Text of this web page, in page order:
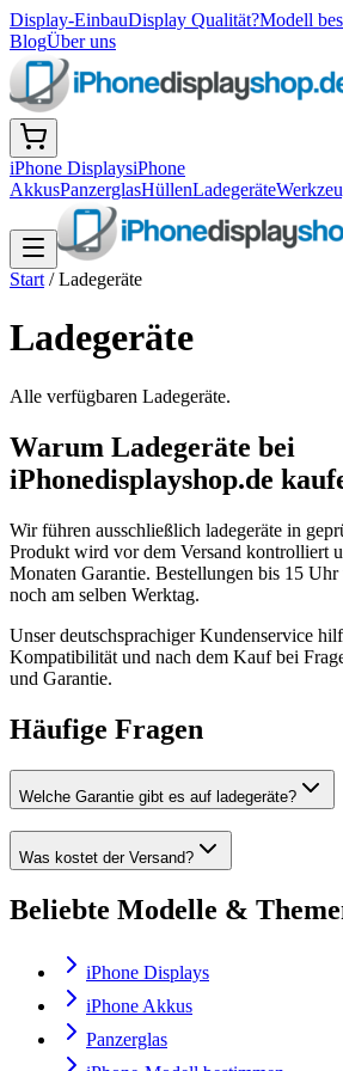
Display-EinbauDisplay Qualität?Modell
BlogÜber uns
iPhone DisplaysiPhone
AkkusPanzerglasHüllenLadegeräte
Start /Ladegeräte
Ladegeräte
Alle verfügbaren Ladegeräte.
Warum Ladegeräte bei
iPhonedisplayshop.de
Wir führen ausschließlich ladegeräte in
Produkt wird vor dem Versand kontrolliert
Monaten Garantie. Bestellungen bis 15 Uhr
noch am selben Werktag.
Unser deutschsprachiger Kundenservice
Kompatibilität und nach dem Kauf bei
und Garantie.
Häufige Fragen
Welche Garantie gibt es auf ladegeräte?
Was kostet der Versand?
Beliebte Modelle &
iPhone Displays
iPhone Akkus
Panzerglas